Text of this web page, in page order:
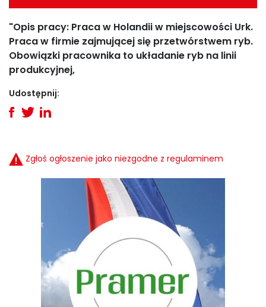
"Opis pracy: Praca w Holandii w miejscowości Urk.
Praca w firmie zajmującej się przetwórstwem ryb.
Obowiązki pracownika to układanie ryb na linii
produkcyjnej,
Udostępnij:
Zgłoś ogłoszenie jako niezgodne z regulaminem